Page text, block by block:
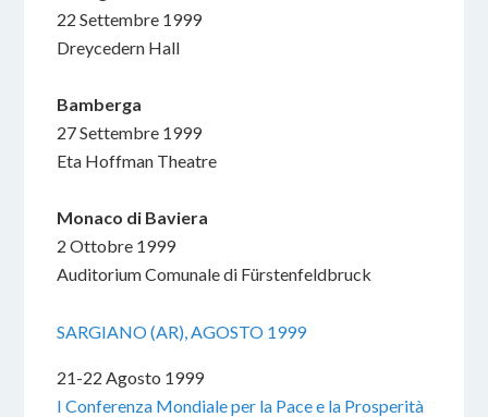
22 Settembre 1999
Dreycedern Hall
Bamberga
27 Settembre 1999
Eta Hoffman Theatre
Monaco di Baviera
2 Ottobre 1999
Auditorium Comunale di Fürstenfeldbruck
SARGIANO (AR), AGOSTO 1999
21-22 Agosto 1999
I Conferenza Mondiale per la Pace e la Prosperità